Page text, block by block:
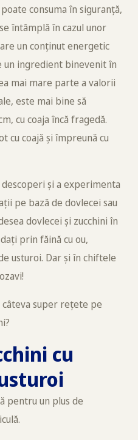
consuma în siguranță,
întâmplă în cazul unor
un conținut energetic
un ingredient binevenit în
mai mare parte a valorii
este mai bine să
cu coaja încă fragedă.
cu coajă și împreună cu
și a experimenta
pe bază de dovlecei sau
dovlecei și zucchini în
prin făină cu ou,
usturoi. Dar și în chiftele
super rețete pe
cu
pentru un plus de